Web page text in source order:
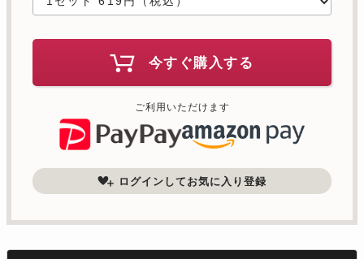
今すぐ購入する
ご利用いただけます
ログインしてお気に入り登録